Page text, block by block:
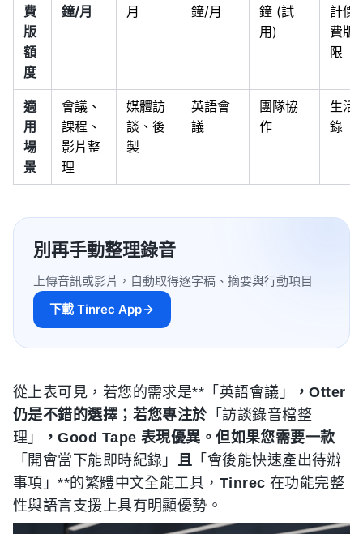
費
版
額
度
鐘/月
月
鐘/月
鐘 (試
用)
計價
費版
限
適
用
場
景
會議、
課程、
影片整
理
媒體訪
談、後
製
英語會
議
團隊協
作
生活
錄
別再手動整理錄音
上傳音訊或影片，自動取得逐字稿、摘要與行動項目
下載 Tinrec App
從上表可見，若您的需求是**「英語會議」
，Otter
仍是不錯的選擇；若您專注於「訪談錄音檔整
理」
，Good Tape 表現優異。但如果您需要一款
「開會當下能即時紀錄」
且
「會後能快速產出待辦
事項」**的繁體中文全能工具， Tinrec 在功能完整
性與語言支援上具有明顯優勢。